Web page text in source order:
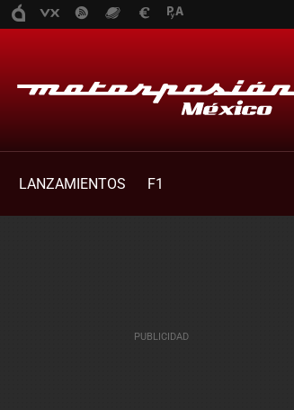
LANZAMIENTOS F1